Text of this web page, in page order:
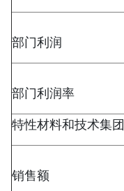
部门利润
部门利润率
特性材料和技术集团
销售额